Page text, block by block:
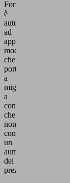
Fornitore
è
autorizzato
ad
apportare
modifiche
che
portino
a
miglioramenti,
a
condizione
che
non
comportino
un
aumento
del
prezzo.